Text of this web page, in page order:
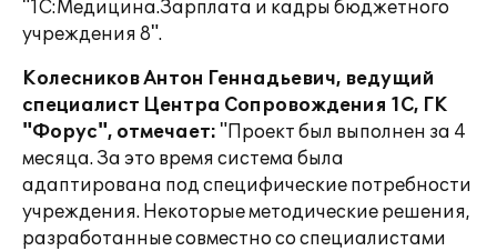
"1С:Медицина.Зарплата и кадры бюджетного
учреждения 8".
Колесников Антон Геннадьевич, ведущий
специалист Центра Сопровождения 1С, ГК
"Форус", отмечает: "Проект был выполнен за 4
месяца. За это время система была
адаптирована под специфические потребности
учреждения. Некоторые методические решения,
разработанные совместно со специалистами